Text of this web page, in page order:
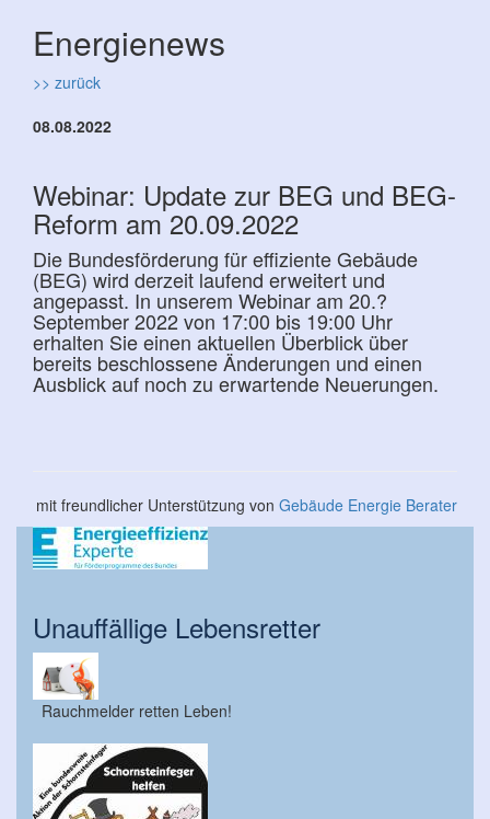
Energienews
>> zurück
08.08.2022
Webinar: Update zur BEG und BEG-
Reform am 20.09.2022
Die Bundesförderung für effiziente Gebäude
(BEG) wird derzeit laufend erweitert und
angepasst. In unserem Webinar am 20.?
September 2022 von 17:00 bis 19:00 Uhr
erhalten Sie einen aktuellen Überblick über
bereits beschlossene Änderungen und einen
Ausblick auf noch zu erwartende Neuerungen.
mit freundlicher Unterstützung von Gebäude Energie Berater
Unauffällige Lebensretter
Rauchmelder retten Leben!